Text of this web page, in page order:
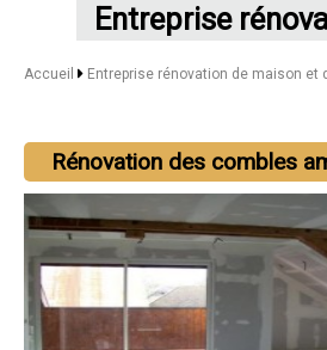
Entreprise
Accueil Entreprise rénovation de maison et
Rénovation des combles